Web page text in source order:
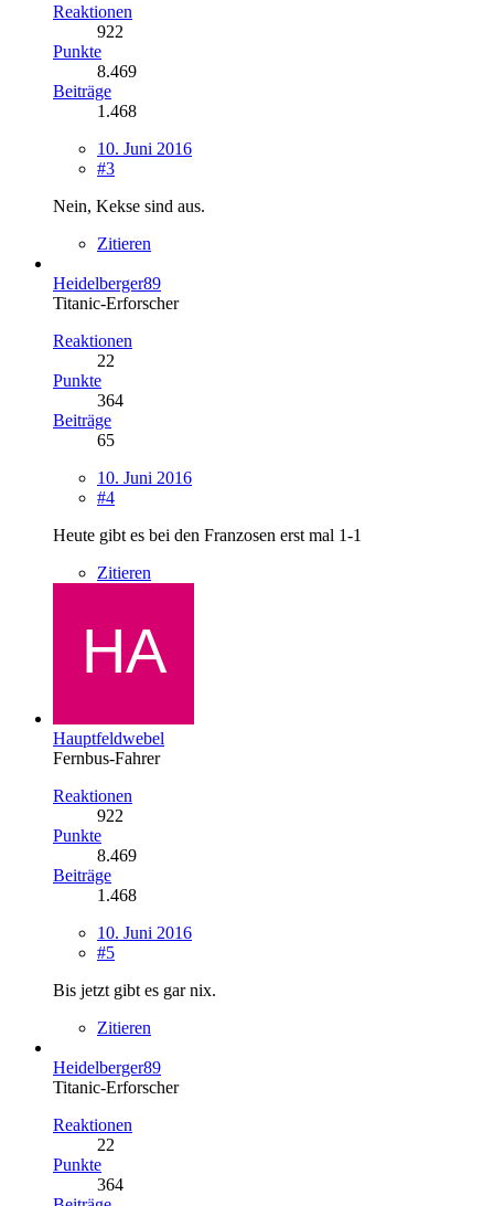
Reaktionen
922
Punkte
8.469
Beiträge
1.468
10. Juni 2016
#3
Nein, Kekse sind aus.
Zitieren
Heidelberger89
Titanic-Erforscher
Reaktionen
22
Punkte
364
Beiträge
65
10. Juni 2016
#4
Heute gibt es bei den Franzosen erst mal 1-1
Zitieren
Hauptfeldwebel
Fernbus-Fahrer
Reaktionen
922
Punkte
8.469
Beiträge
1.468
10. Juni 2016
#5
Bis jetzt gibt es gar nix.
Zitieren
Heidelberger89
Titanic-Erforscher
Reaktionen
22
Punkte
364